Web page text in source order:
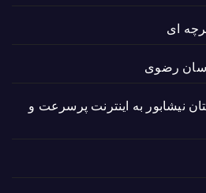
نیشابور به اینترنت پرسرعت و